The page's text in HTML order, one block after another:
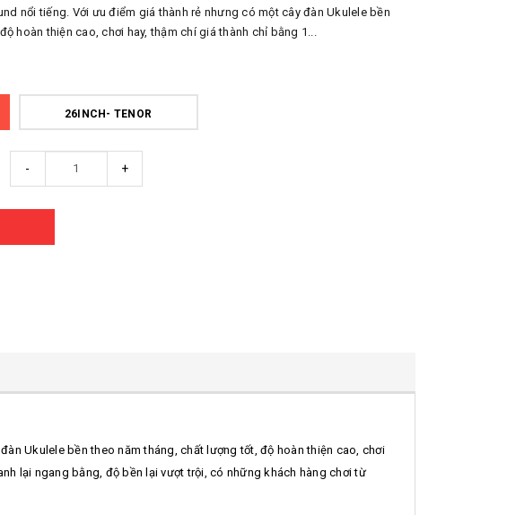
nổi tiếng. Với ưu điểm giá thành rẻ nhưng có một cây đàn Ukulele bền
hoàn thiện cao, chơi hay, thậm chí giá thành chỉ bằng 1...
26INCH- TENOR
- +
Ukulele bền theo năm tháng, chất lượng tốt, độ hoàn thiện cao, chơi
lại ngang bằng, độ bền lại vượt trội, có những khách hàng chơi từ